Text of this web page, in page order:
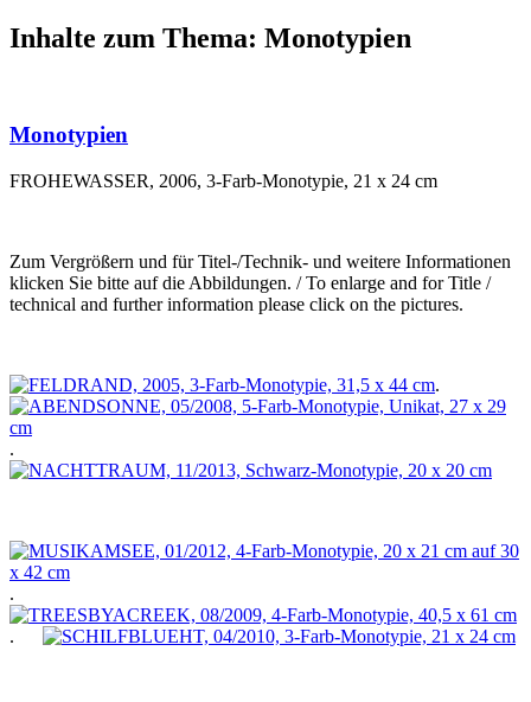
Inhalte zum Thema: Monotypien
Monotypien
FROHEWASSER, 2006, 3-Farb-Monotypie, 21 x 24 cm
Zum Vergrößern und für Titel-/Technik- und weitere Informationen
klicken Sie bitte auf die Abbildungen. / To enlarge and for Title /
technical and further information please click on the pictures.
.
.
.
.